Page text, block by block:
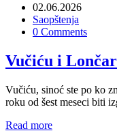
02.06.2026
Saopštenja
0 Comments
Vučiću i
Vučiću, sinoć ste po ko
roku od šest meseci biti
Read more